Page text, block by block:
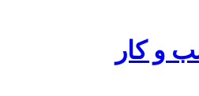
و کار